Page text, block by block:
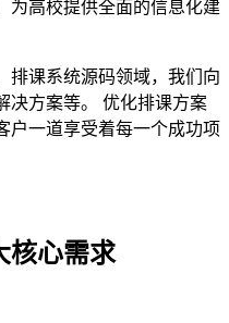
为高校提供全面的信息化建
课系统源码领域，我们向
决方案等。 优化排课方案
户一道享受着每一个成功项
核心需求